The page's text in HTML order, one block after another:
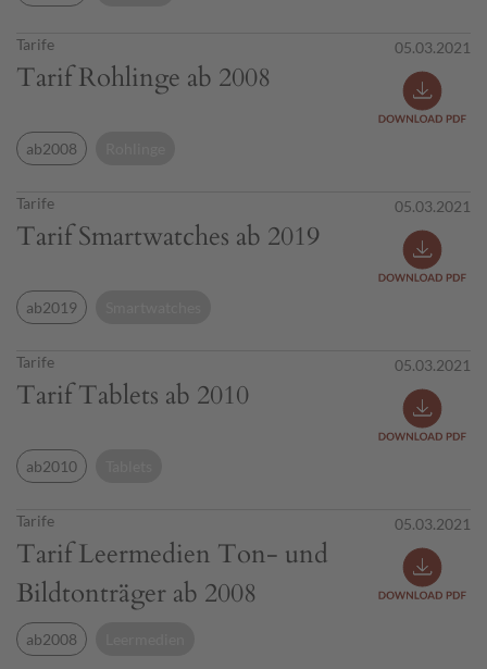
Tarife
Tarif Rohlinge ab 2008
05.03.2021
ab2008
Tarife
Tarif Smartwatches ab 2019
05.03.2021
ab2019
Tarife
Tarif Tablets ab 2010
05.03.2021
ab2010
Tarife
Tarif Leermedien Ton- und
Bildtonträger ab 2008
05.03.2021
ab2008